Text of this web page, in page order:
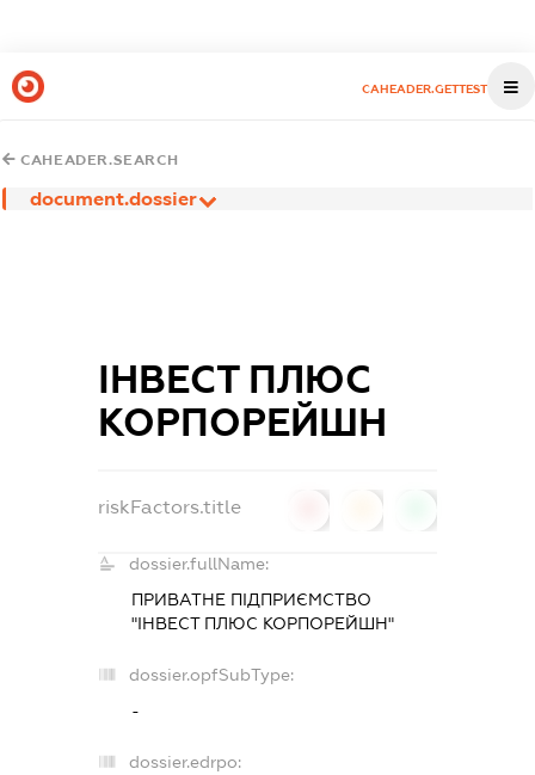
CAHEADER.GETTEST
CAHEADER.SEARCH
document.dossier
ІНВЕСТ ПЛЮС
КОРПОРЕЙШН
riskFactors.title
dossier.fullName:
ПРИВАТНЕ ПІДПРИЄМСТВО
"ІНВЕСТ ПЛЮС КОРПОРЕЙШН"
dossier.opfSubType:
-
dossier.edrpo: